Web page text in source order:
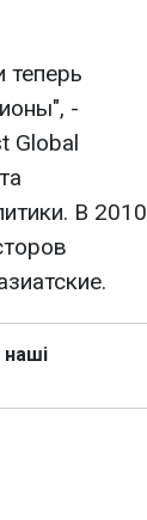
теперь
-
Global
В 2010
наші